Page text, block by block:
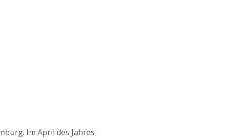
Im April des Jahres